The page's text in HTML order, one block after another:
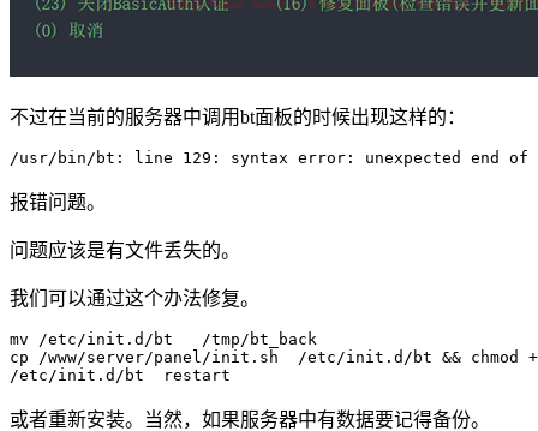
不过在当前的服务器中调用bt面板的时候出现这样的：
报错问题。
问题应该是有文件丢失的。
我们可以通过这个办法修复。
mv /etc/init.d/bt   /tmp/bt_back
cp /www/server/panel/init.sh  /etc/init.d/bt &&
或者重新安装。当然，如果服务器中有数据要记得备份。